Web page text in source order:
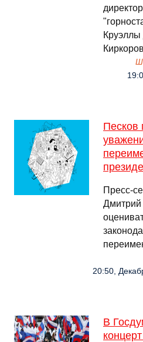
Песков
Пресс-
Дмитрий
20:50,
В